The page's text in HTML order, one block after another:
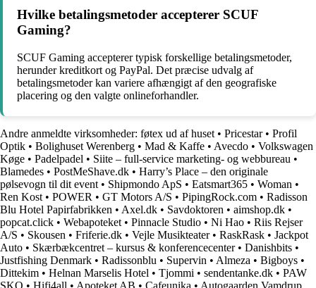
Hvilke betalingsmetoder accepterer SCUF
Gaming?
SCUF Gaming accepterer typisk forskellige betalingsmetoder,
herunder kreditkort og PayPal. Det præcise udvalg af
betalingsmetoder kan variere afhængigt af den geografiske
placering og den valgte onlineforhandler.
Andre anmeldte virksomheder: føtex ud af huset • Pricestar• Profil
Optik • Bolighuset Werenberg • Mad & Kaffe • Avecdo • Volkswagen
Køge • Padelpadel • Siite – full-service marketing- og webbureau •
Blamedes • PostMeShave.dk • Harry’s Place – den originale
pølsevogn til dit event • Shipmondo ApS • Eatsmart365 • Woman •
Ren Kost • POWER • GT Motors A/S • PipingRock.com • Radisson
Blu Hotel Papirfabrikken • Axel.dk • Savdoktoren • aimshop.dk •
popcat.click • Webapoteket • Pinnacle Studio • Ni Hao • Riis Rejser
A/S • Skousen • Friferie.dk • Vejle Musikteater• RaskRask • Jackpot
Auto • Skærbækcentret – kursus & konferencecenter• Danishbits •
Justfishing Denmark • Radissonblu • Supervin • Almeza • Bigboys •
Dittekim • Helnan Marselis Hotel • Tjommi • sendentanke.dk • PAW
SKO • Hifi4all • Apoteket AB • Cafeunika • Autogaarden Vamdrup